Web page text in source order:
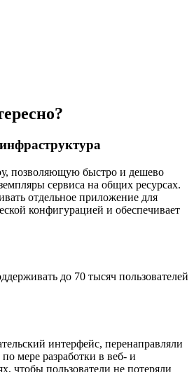
позволяющую быстро и дешево
сервиса на общих ресурсах.
отдельное приложение для
конфигурацией и обеспечивает
до 70 тысяч пользователей
интерфейс, перенаправляли
мере разработки в веб- и
чтобы пользователи не потеряли